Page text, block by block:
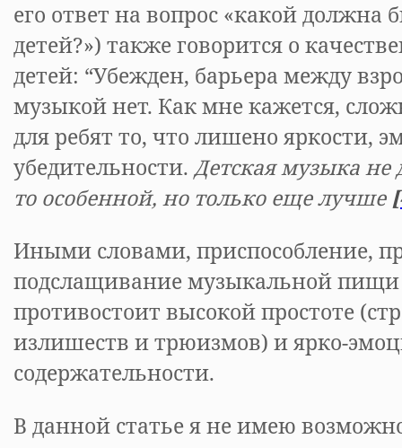
его ответ на вопрос «какой должна
детей?») также говорится о
детей: “Убежден, барьера между
музыкой нет. Как мне кажется,
для ребят то, что лишено яркости,
убедительности. Детская музыка
то особенной, но только еще лучше
Иными словами, приспособление,
подслащивание музыкальной пищи
противостоит высокой простоте
излишеств и трюизмов) и ярко-
содержательности.
В данной статье я не имею